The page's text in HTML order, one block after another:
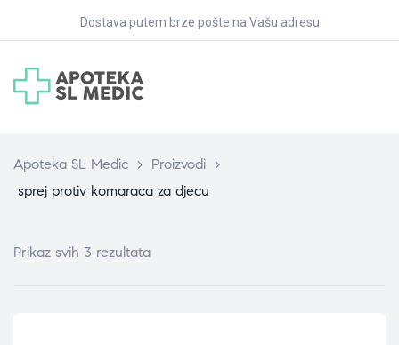
Dostava putem brze pošte na Vašu adresu
Apoteka SL Medic > Proizvodi >
sprej protiv komaraca za djecu
Prikaz svih 3 rezultata